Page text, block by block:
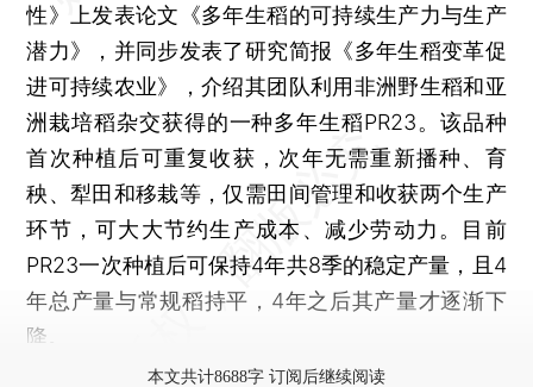
性》上发表论文《多年生稻的可持续生产力与生产
潜力》，并同步发表了研究简报《多年生稻变革促
进可持续农业》，介绍其团队利用非洲野生稻和亚
洲栽培稻杂交获得的一种多年生稻PR23。该品种
首次种植后可重复收获，次年无需重新播种、育
秧、犁田和移栽等，仅需田间管理和收获两个生产
环节，可大大节约生产成本、减少劳动力。目前
PR23一次种植后可保持4年共8季的稳定产量，且4
年总产量与常规稻持平，4年之后其产量才逐渐下
降。
本文共计8688字 订阅后继续阅读